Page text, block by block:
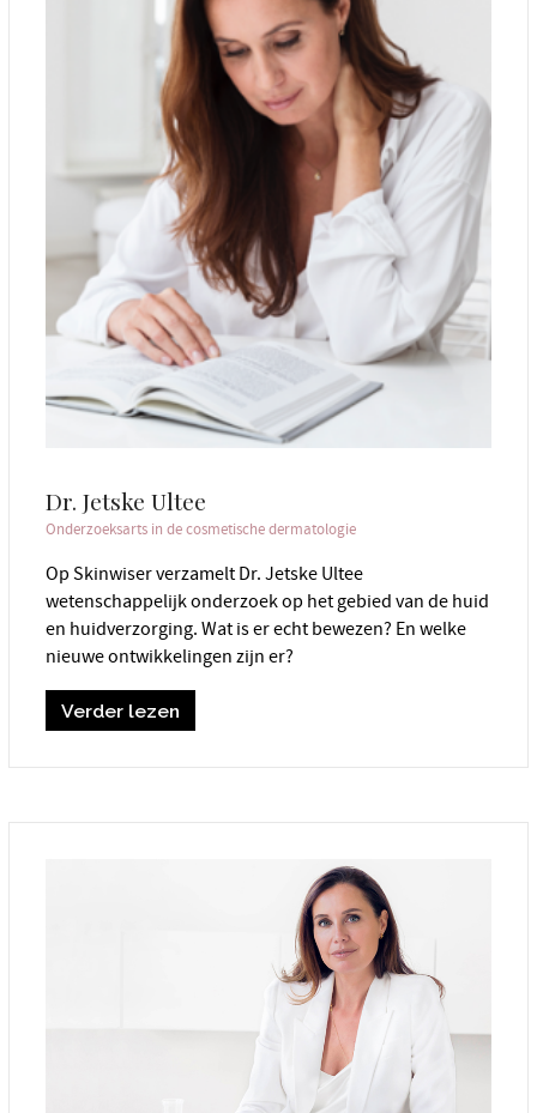
Dr. Jetske Ultee
Onderzoeksarts in de cosmetische dermatologie
Op Skinwiser verzamelt Dr. Jetske Ultee
wetenschappelijk onderzoek op het gebied van de huid
en huidverzorging. Wat is er echt bewezen? En welke
nieuwe ontwikkelingen zijn er?
Verder lezen